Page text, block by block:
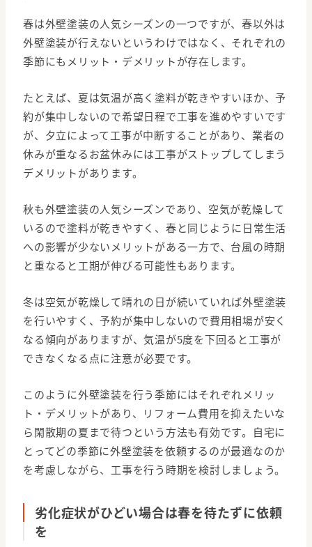
春は外壁塗装の人気シーズンの一つですが、春以外は
外壁塗装が行えないというわけではなく、それぞれの
季節にもメリット・デメリットが存在します。
たとえば、夏は気温が高く塗料が乾きやすいほか、予
約が集中しないので希望日程で工事を進めやすいです
が、夕立によって工事が中断することがあり、業者の
休みが重なるお盆休みには工事がストップしてしまう
デメリットがあります。
秋も外壁塗装の人気シーズンであり、空気が乾燥して
いるので塗料が乾きやすく、春と同じように日常生活
への影響が少ないメリットがある一方で、台風の時期
と重なると工期が伸びる可能性もあります。
冬は空気が乾燥して晴れの日が続いていれば外壁塗装
を行いやすく、予約が集中しないので費用相場が安く
なる傾向がありますが、気温が5度を下回ると工事が
できなくなる点に注意が必要です。
このように外壁塗装を行う季節にはそれぞれメリッ
ト・デメリットがあり、リフォーム費用を抑えたいな
ら閑散期の夏まで待つという方法も有効です。自宅に
とってどの季節に外壁塗装を依頼するのが最適なのか
を考慮しながら、工事を行う時期を検討しましょう。
劣化症状がひどい場合は春を待たずに依頼
を